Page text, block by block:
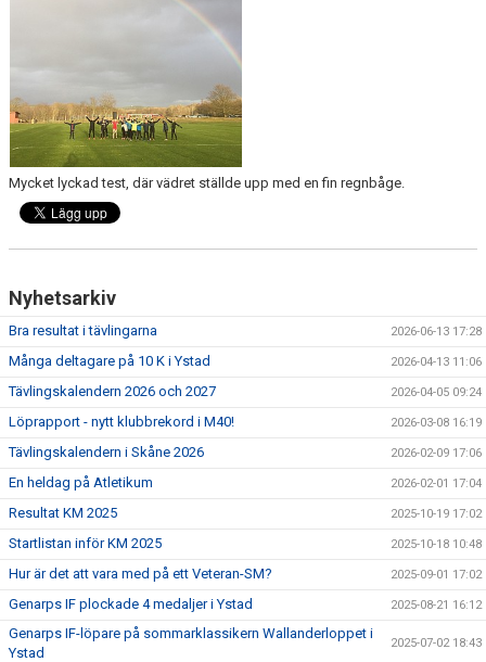
INTERNA TÄVLINGAR
GIFT GENARPS IF TRAIL 2026
ANMÄLAN TILL LÖPGRUPPEN
Mycket lyckad test, där vädret ställde upp med en fin regnbåge.
Nyhetsarkiv
Bra resultat i tävlingarna 2026-06-13 17:28
Många deltagare på 10 K i Ystad 2026-04-13 11:06
Tävlingskalendern 2026 och 2027 2026-04-05 09:24
Löprapport - nytt klubbrekord i M40! 2026-03-08 16:19
Tävlingskalendern i Skåne 2026 2026-02-09 17:06
En heldag på Atletikum 2026-02-01 17:04
Resultat KM 2025 2025-10-19 17:02
Startlistan inför KM 2025 2025-10-18 10:48
Hur är det att vara med på ett Veteran-SM? 2025-09-01 17:02
Genarps IF plockade 4 medaljer i Ystad 2025-08-21 16:12
Genarps IF-löpare på sommarklassikern Wallanderloppet i
Ystad
2025-07-02 18:43